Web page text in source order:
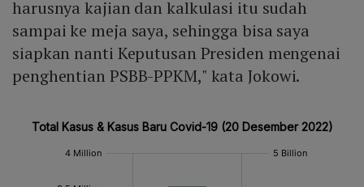
harusnya kajian dan kalkulasi itu sudah
sampai ke meja saya, sehingga bisa saya
siapkan nanti Keputusan Presiden mengenai
penghentian PSBB-PPKM," kata Jokowi.